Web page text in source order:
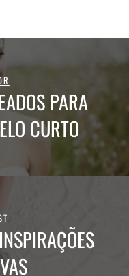
PARA
CURTO